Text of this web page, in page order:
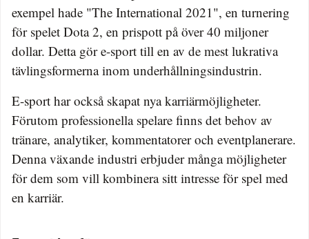
exempel hade "The International 2021", en turnering
för spelet Dota 2, en prispott på över 40 miljoner
dollar. Detta gör e-sport till en av de mest lukrativa
tävlingsformerna inom underhållningsindustrin.
E-sport har också skapat nya karriärmöjligheter.
Förutom professionella spelare finns det behov av
tränare, analytiker, kommentatorer och eventplanerare.
Denna växande industri erbjuder många möjligheter
för dem som vill kombinera sitt intresse för spel med
en karriär.